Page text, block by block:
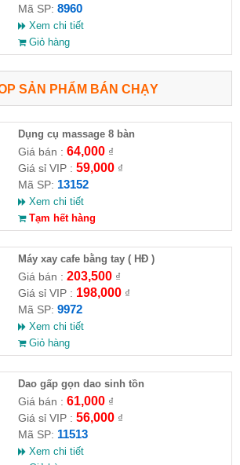
Mã SP: 8960
Xem chi tiết
Giỏ hàng
SẢN PHẨM BÁN CHẠY
Dụng cụ massage 8 bàn
Giá bán : 64,000₫
Giá sỉ VIP : 59,000₫
Mã SP: 13152
Xem chi tiết
Tạm hết hàng
Máy xay cafe bằng tay ( HĐ )
Giá bán : 203,500₫
Giá sỉ VIP : 198,000₫
Mã SP: 9972
Xem chi tiết
Giỏ hàng
Dao gấp gọn dao sinh tồn
Giá bán : 61,000₫
Giá sỉ VIP : 56,000₫
Mã SP: 11513
Xem chi tiết